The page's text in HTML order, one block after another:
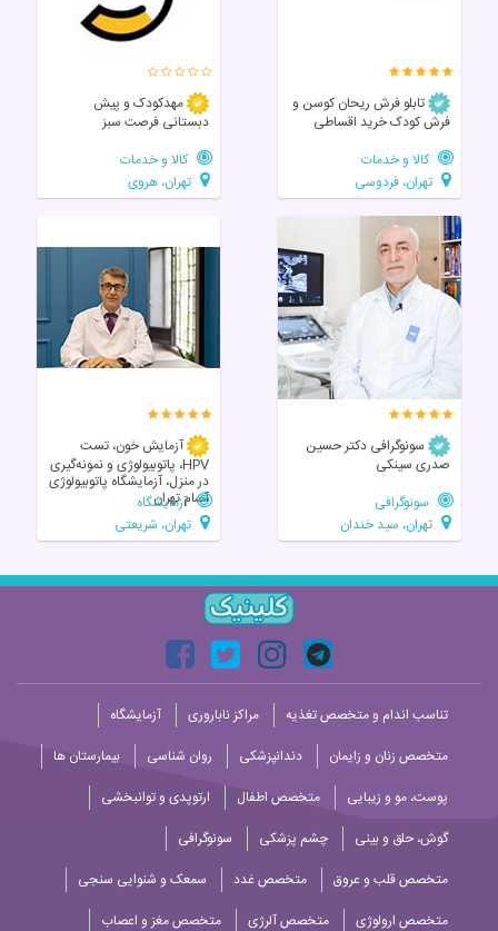
تابلو فرش ریحان کوسن و
فرش کودک خرید اقساطی
کالا و خدمات
تهران، فردوسی
مهدکودک و پیش
دبستانی فرصت سبز
کالا و خدمات
تهران، هروی
سونوگرافی دکتر حسین
صدری سینکی
سونوگرافی
تهران، سید خندان
آزمایش خون، تست
HPV، پاتوبیولوژی و نمونه‌گیری
در منزل، آزمایشگاه پاتوبیولوژی
آسام تهران
آزمایشگاه
تهران، شریعتی
تناسب اندام و متخصص تغذیه مراکز ناباروری
آزمایشگاه
متخصص زنان و زایمان
دندانپزشکی روان شناسی
بیمارستان ها
پوست، مو و زیبایی
متخصص اطفال
ارتوپدی و توانبخشی
گوش، حلق و بینی
چشم پزشکی
سونوگرافی
متخصص قلب و عروق
متخصص غدد
سمعک و شنوایی سنجی
متخصص ارولوژی
متخصص آلرژی متخصص مغز و اعصاب